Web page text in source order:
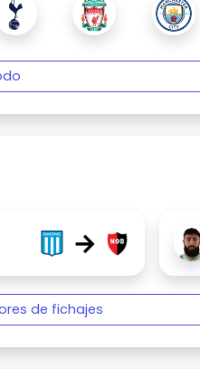
→
de fichajes